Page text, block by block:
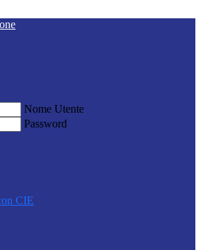
Nome Utente
Password
CIE